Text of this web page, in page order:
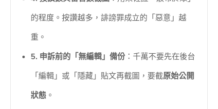
的程度。按讚越多，誹謗罪成立的「惡意」越
重。
5. 申訴前的「無編輯」備份 ：千萬不要先在後台
「編輯」或「隱藏」貼文再截圖，要截原始公開
狀態 。